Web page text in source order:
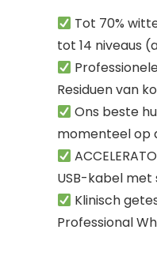
Tot 70%
tot 14 niveaus
Residuen van
Ons beste
momenteel op
USB-kabel
Klinisch
Professional